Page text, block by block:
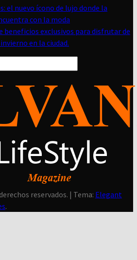
el nuevo ícono de lujo donde la
con la moda
beneficios exclusivos para disfrutar de
en la ciudad.
Digital
reservados. | Tema: Elegant
.